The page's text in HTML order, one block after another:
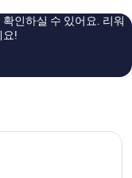
용
후
인하실 수 있어요. 리워
요!